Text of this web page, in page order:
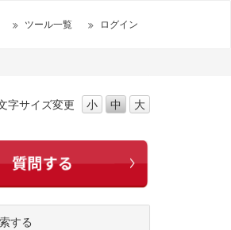
ツール一覧 ログイン
字サイズ変更 小 中 大
する